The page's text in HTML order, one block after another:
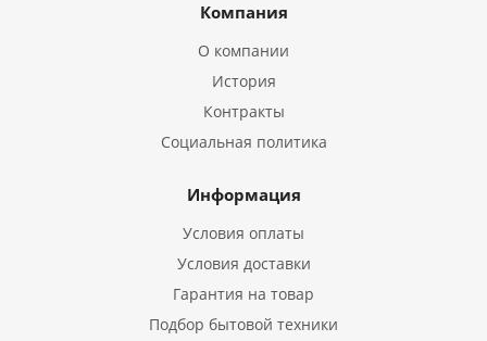
Компания
О компании
История
Контракты
Социальная политика
Информация
Условия оплаты
Условия доставки
Гарантия на товар
Подбор бытовой техники